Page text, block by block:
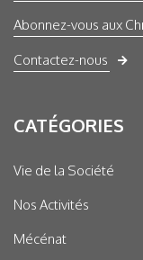
Abonnez-vous aux
Contactez-nous
CATÉGORIES
Vie de la Société
Nos Activités
Mécénat